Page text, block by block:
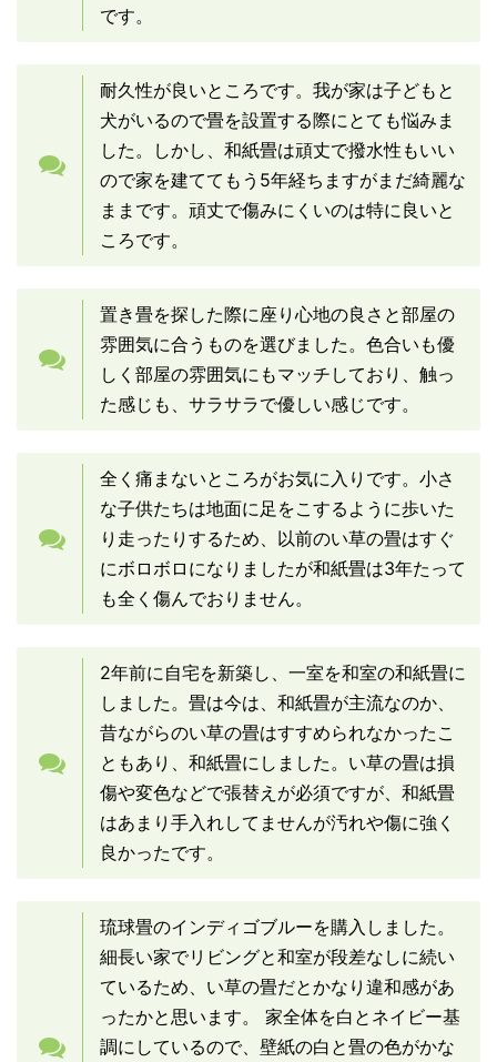
です。
耐久性が良いところです。我が家は子どもと
犬がいるので畳を設置する際にとても悩みま
した。しかし、和紙畳は頑丈で撥水性もいい
ので家を建ててもう5年経ちますがまだ綺麗な
ままです。頑丈で傷みにくいのは特に良いと
ころです。
置き畳を探した際に座り心地の良さと部屋の
雰囲気に合うものを選びました。色合いも優
しく部屋の雰囲気にもマッチしており、触っ
た感じも、サラサラで優しい感じです。
全く痛まないところがお気に入りです。小さ
な子供たちは地面に足をこするように歩いた
り走ったりするため、以前のい草の畳はすぐ
にボロボロになりましたが和紙畳は3年たって
も全く傷んでおりません。
2年前に自宅を新築し、一室を和室の和紙畳に
しました。畳は今は、和紙畳が主流なのか、
昔ながらのい草の畳はすすめられなかったこ
ともあり、和紙畳にしました。い草の畳は損
傷や変色などで張替えが必須ですが、和紙畳
はあまり手入れしてませんが汚れや傷に強く
良かったです。
琉球畳のインディゴブルーを購入しました。
細長い家でリビングと和室が段差なしに続い
ているため、い草の畳だとかなり違和感があ
ったかと思います。 家全体を白とネイビー基
調にしているので、壁紙の白と畳の色がかな